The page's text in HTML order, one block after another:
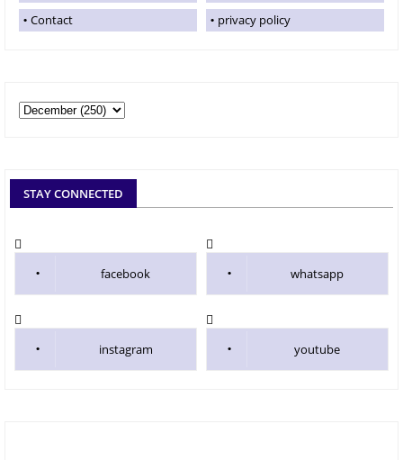
Contact
privacy policy
STAY CONNECTED
facebook whatsapp
instagram youtube